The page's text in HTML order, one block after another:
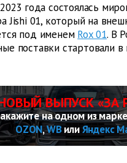
года состоялась
Jishi 01, который на
под именем Rox 01. В
поставки стартовали
ВЫПУСК «ЗА
на одном из
OZON,WBилиЯндекс